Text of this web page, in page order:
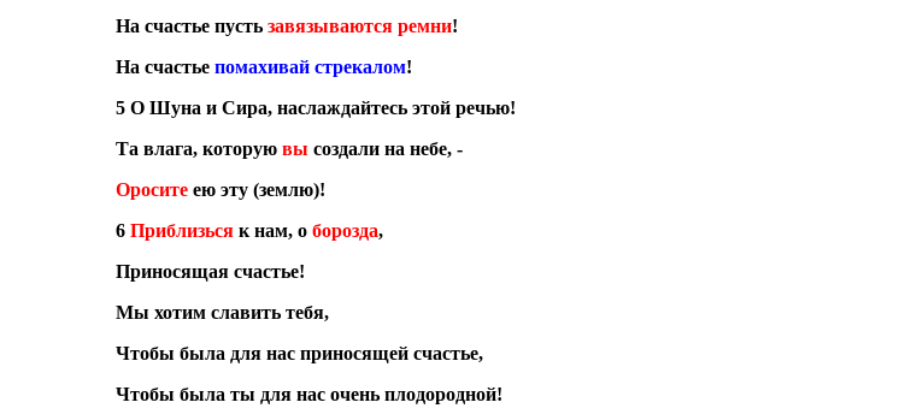
На счастье пусть завязываются ремни!
На счастье помахивай стрекалом!
5 О Шуна и Сира, наслаждайтесь этой речью!
Та влага, которую вы создали на небе, -
Оросите ею эту (землю)!
6 Приблизься к нам, о борозда,
Приносящая счастье!
Мы хотим славить тебя,
Чтобы была для нас приносящей счастье,
Чтобы была ты для нас очень плодородной!